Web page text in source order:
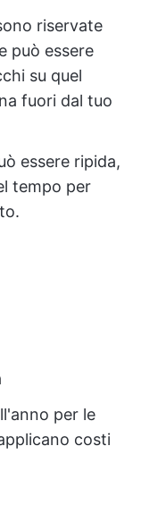
riservate
può essere
su quel
fuori dal tuo
essere ripida,
tempo per
per le
costi